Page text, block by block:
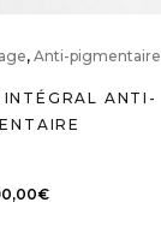
,Anti-pigmentaire
ANTI-
€